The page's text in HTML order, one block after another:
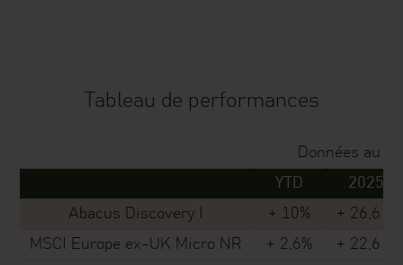
Tableau de performances
Données au
YTD
2025
Abacus Discovery I
+ 10%
+ 26,6 %
MSCI Europe ex-UK Micro NR
+ 2,6%
+ 22,6 %